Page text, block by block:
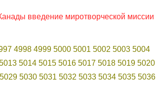
введение миротворческой миссии
4998 4999 5000 5001 5002 5003 5004
5014 5015 5016 5017 5018 5019 5020
5029 5030 5031 5032 5033 5034 5035 5036